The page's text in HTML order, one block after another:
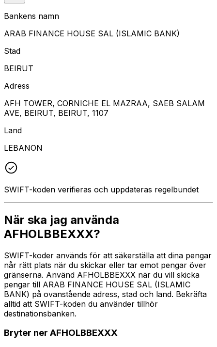
Bankens namn
ARAB FINANCE HOUSE SAL (ISLAMIC BANK)
Stad
BEIRUT
Adress
AFH TOWER, CORNICHE EL MAZRAA, SAEB SALAM
AVE, BEIRUT, BEIRUT, 1107
Land
LEBANON
SWIFT-koden verifieras och uppdateras regelbundet
När ska jag använda
AFHOLBBEXXX?
SWIFT-koder används för att säkerställa att dina pengar
når rätt plats när du skickar eller tar emot pengar över
gränserna. Använd AFHOLBBEXXX när du vill skicka
pengar till ARAB FINANCE HOUSE SAL (ISLAMIC
BANK) på ovanstående adress, stad och land. Bekräfta
alltid att SWIFT-koden du använder tillhör
destinationsbanken.
Bryter ner AFHOLBBEXXX